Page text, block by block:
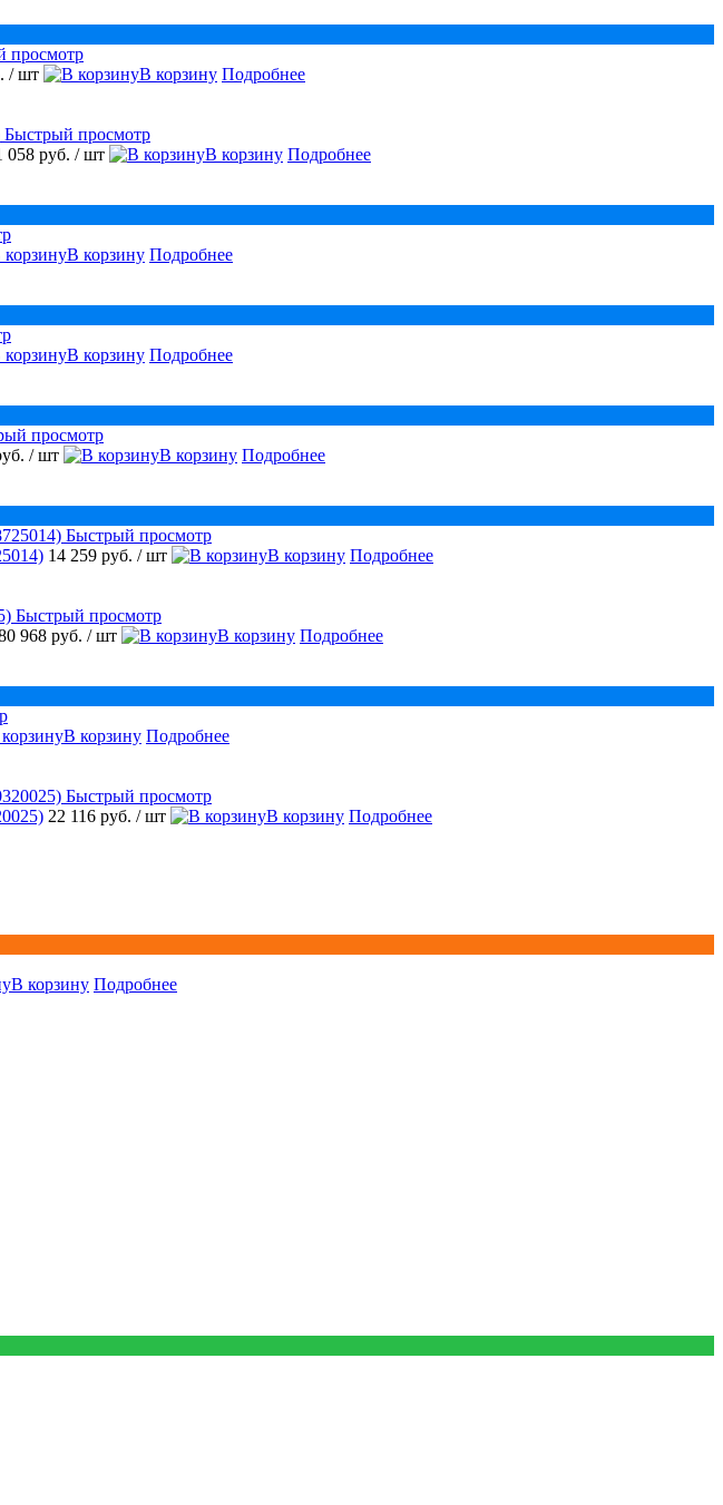
просмотр
/ шт В корзину Подробнее
Быстрый просмотр
058 руб. / шт В корзину Подробнее
В корзину Подробнее
В корзину Подробнее
просмотр
/ шт В корзину Подробнее
Быстрый просмотр
14 259 руб. / шт В корзину Подробнее
Быстрый просмотр
968 руб. / шт В корзину Подробнее
В корзину Подробнее
Быстрый просмотр
22 116 руб. / шт В корзину Подробнее
В корзину Подробнее